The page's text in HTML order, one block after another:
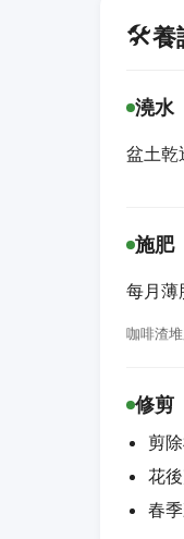
🛠️養
澆水
盆土乾
施肥
每月薄
咖啡渣
修剪
剪
花
春